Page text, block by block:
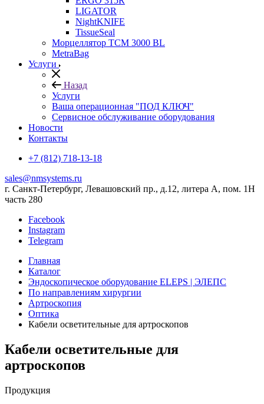
LIGATOR
NightKNIFE
TissueSeal
Морцеллятор ТСМ 3000 BL
MetraBag
Услуги
Назад
Услуги
Ваша операционная "ПОД КЛЮЧ"
Сервисное обслуживание оборудования
Новости
Контакты
+7 (812) 718-13-18
sales@nmsystems.ru
г. Санкт-Петербург, Левашовский пр., д.12, литера А, пом. 1Н
часть 280
Facebook
Instagram
Telegram
Главная
Каталог
Эндоскопическое оборудование ELEPS | ЭЛЕПС
По направлениям хирургии
Артроскопия
Оптика
Кабели осветительные для артроскопов
Кабели осветительные для
артроскопов
Продукция